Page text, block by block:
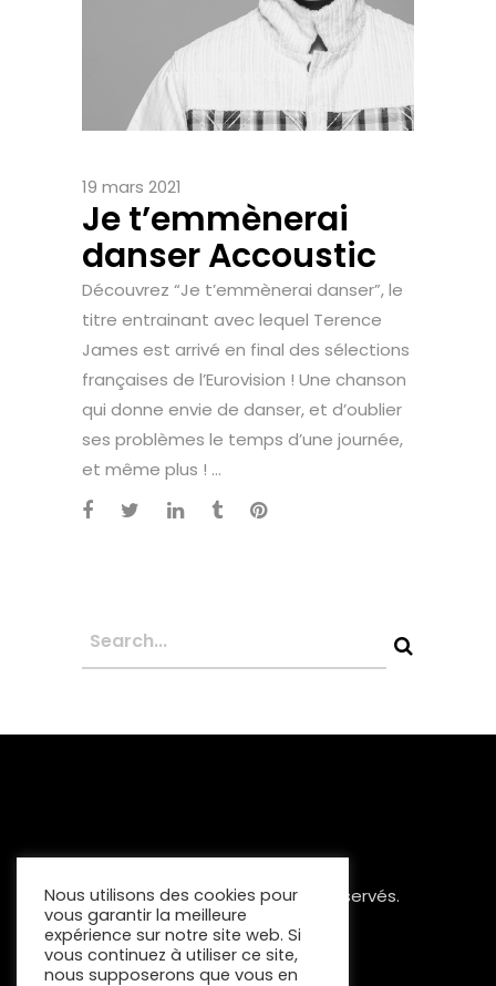
19 mars 2021
Je t’emmènerai
danser Accoustic
Découvrez “Je t’emmènerai danser”, le
titre entrainant avec lequel Terence
James est arrivé en final des sélections
françaises de l’Eurovision ! Une chanson
qui donne envie de danser, et d’oublier
ses problèmes le temps d’une journée,
et même plus ! ...
Copyright 2023 Tous Droits Réservés.
Mentions Légales
Nous utilisons des cookies pour
vous garantir la meilleure
expérience sur notre site web. Si
vous continuez à utiliser ce site,
nous supposerons que vous en